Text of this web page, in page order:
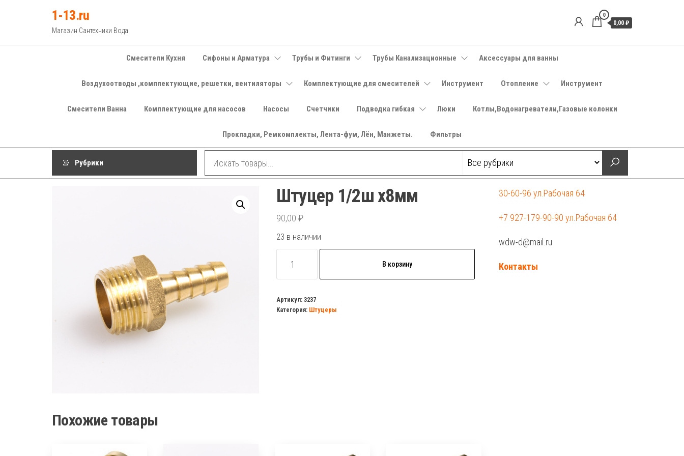
1-13.ru
Магазин Сантехники Вода
0
0,00 ₽
Смесители Кухня Сифоны и Арматура Трубы и Фитинги Трубы Канализационные Аксессуары для ванны
Воздухоотводы ,комплектующие, решетки, вентиляторы Комплектующие для смесителей Инструмент Отопление Инструмент
Смесители Ванна Комплектующие для насосов Насосы Счетчики Подводка гибкая Люки Котлы,Водонагреватели,Газовые колонки
Прокладки, Ремкомплекты, Лента-фум, Лён, Манжеты. Фильтры
Рубрики
Штуцер 1/2ш х8мм
90,00 ₽
23 в наличии
товара
1/2ш
х8мм
В корзину
Артикул: 3237
Категория: Штуцеры
Похожие товары
30-60-96 ул.Рабочая 64
+7 927-179-90-90 ул.Рабочая 64
wdw-d@mail.ru
Контакты